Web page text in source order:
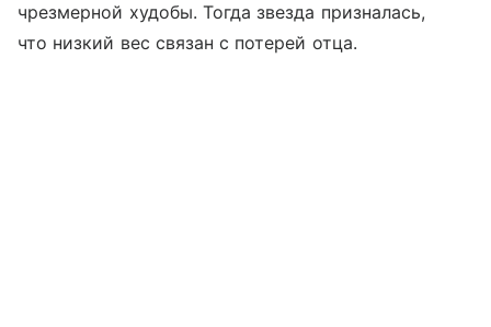
чрезмерной худобы. Тогда звезда призналась,
что низкий вес связан с потерей отца.